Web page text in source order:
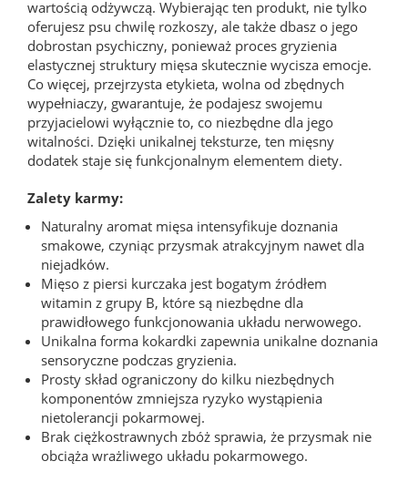
wartością odżywczą. Wybierając ten produkt, nie tylko
oferujesz psu chwilę rozkoszy, ale także dbasz o jego
dobrostan psychiczny, ponieważ proces gryzienia
elastycznej struktury mięsa skutecznie wycisza emocje.
Co więcej, przejrzysta etykieta, wolna od zbędnych
wypełniaczy, gwarantuje, że podajesz swojemu
przyjacielowi wyłącznie to, co niezbędne dla jego
witalności. Dzięki unikalnej teksturze, ten mięsny
dodatek staje się funkcjonalnym elementem diety.
Zalety karmy:
Naturalny aromat mięsa intensyfikuje doznania
smakowe, czyniąc przysmak atrakcyjnym nawet dla
niejadków.
Mięso z piersi kurczaka jest bogatym źródłem
witamin z grupy B, które są niezbędne dla
prawidłowego funkcjonowania układu nerwowego.
Unikalna forma kokardki zapewnia unikalne doznania
sensoryczne podczas gryzienia.
Prosty skład ograniczony do kilku niezbędnych
komponentów zmniejsza ryzyko wystąpienia
nietolerancji pokarmowej.
Brak ciężkostrawnych zbóż sprawia, że przysmak nie
obciąża wrażliwego układu pokarmowego.